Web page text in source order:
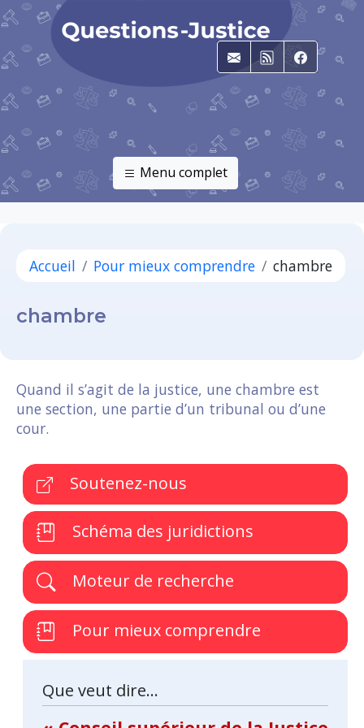
E-mailRSS
Menu complet
Accueil Pour mieux comprendre chambre
chambre
Quand il s’agit de la justice, une chambre est
une section, une partie d’un tribunal ou d’une
cour.
Soutenez-nous
Schéma des juridictions
Moteur de recherche
Pour mieux comprendre
Que veut dire...